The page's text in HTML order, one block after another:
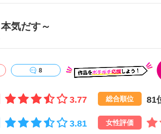
明する。
10月31日。
わう渋谷駅周辺に突如“帳”が降ろされ大勢の一般
を連れてこい」という指名から、上層部は被害を最
平定を決定する。
に集結した虎杖、伏黒、釘崎、七海、そして数多
呪術師VS.呪詛師・呪霊の
模な呪い合いがついに始まる―!!【公式サイト他
気だす～
8
3.77 総合順位 81
3.81 女性評価